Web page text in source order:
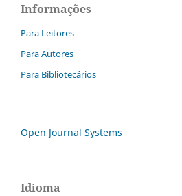
Informações
Para Leitores
Para Autores
Para Bibliotecários
Open Journal Systems
Idioma